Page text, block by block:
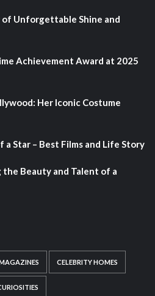
Unforgettable Shine and
Achievement Award at 2025
Her Iconic Costume
a Star – Best Films and Life Story
the Beauty and Talent of a
CELEBRITY HOMES